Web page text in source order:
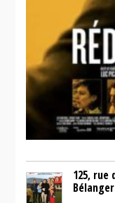
125, rue
Bélanger